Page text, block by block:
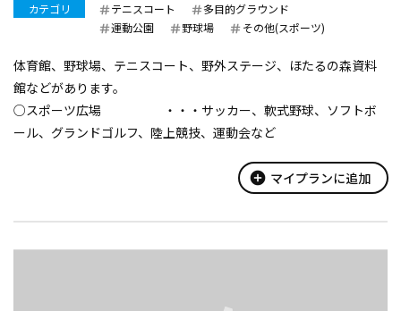
カテゴリ
テニスコート
多目的グラウンド
運動公園
野球場 その他(スポーツ)
体育館、野球場、テニスコート、野外ステージ、ほたるの森資料
館などがあります。
○スポーツ広場 ・・・サッカー、軟式野球、ソフトボ
ール、グランドゴルフ、陸上競技、運動会など
ール３面、ハンドボール１面、卓球１０台add_circle マイプランに追加